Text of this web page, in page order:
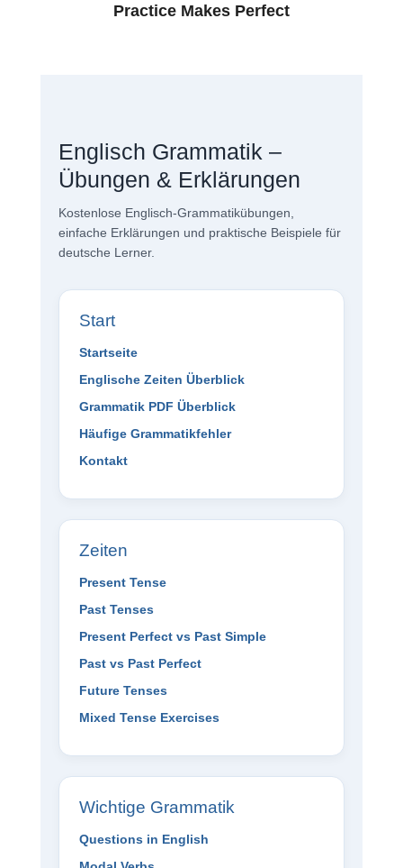
Practice Makes Perfect
Englisch Grammatik –
Übungen & Erklärungen
Kostenlose Englisch-Grammatikübungen,
einfache Erklärungen und praktische Beispiele für
deutsche Lerner.
Start
Startseite
Englische Zeiten Überblick
Grammatik PDF Überblick
Häufige Grammatikfehler
Kontakt
Zeiten
Present Tense
Past Tenses
Present Perfect vs Past Simple
Past vs Past Perfect
Future Tenses
Mixed Tense Exercises
Wichtige Grammatik
Questions in English